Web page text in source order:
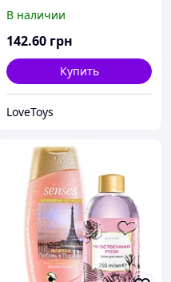
В наличии
142.60 грн
Купить
LoveToys